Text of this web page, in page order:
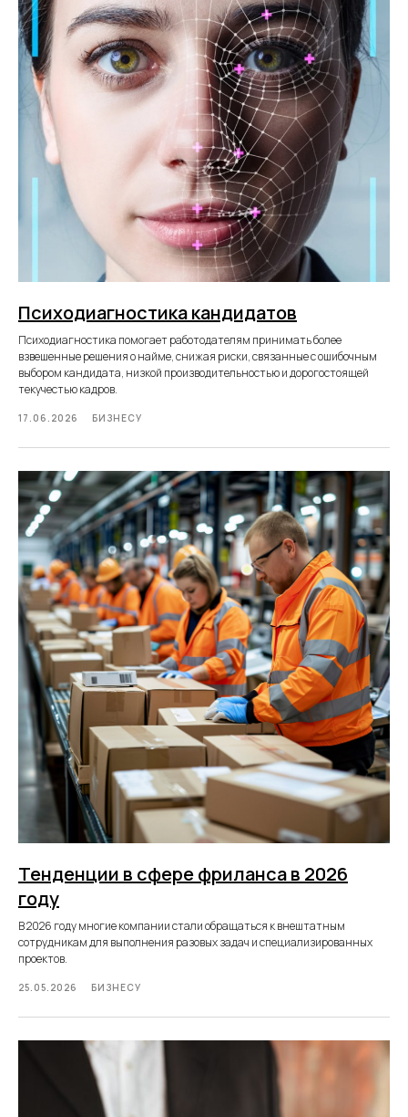
Психодиагностика кандидатов
Психодиагностика помогает работодателям принимать более
взвешенные решения о найме, снижая риски, связанные с ошибочным
выбором кандидата, низкой производительностью и дорогостоящей
текучестью кадров.
17.06.2026 БИЗНЕСУ
Тенденции в сфере фриланса в 2026
году
В 2026 году многие компании стали обращаться к внештатным
сотрудникам для выполнения разовых задач и специализированных
проектов.
25.05.2026 БИЗНЕСУ